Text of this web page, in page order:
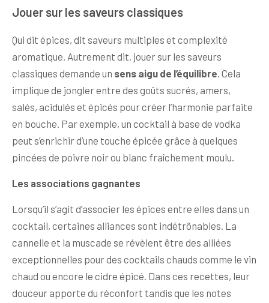
Jouer sur les saveurs classiques
Qui dit épices, dit saveurs multiples et complexité
aromatique. Autrement dit, jouer sur les saveurs
classiques demande un sens aigu de l’équilibre. Cela
implique de jongler entre des goûts sucrés, amers,
salés, acidulés et épicés pour créer l’harmonie parfaite
en bouche. Par exemple, un cocktail à base de vodka
peut s’enrichir d’une touche épicée grâce à quelques
pincées de poivre noir ou blanc fraîchement moulu.
Les associations gagnantes
Lorsqu’il s’agit d’associer les épices entre elles dans un
cocktail, certaines alliances sont indétrônables. La
cannelle et la muscade se révèlent être des alliées
exceptionnelles pour des cocktails chauds comme le vin
chaud ou encore le cidre épicé. Dans ces recettes, leur
douceur apporte du réconfort tandis que les notes